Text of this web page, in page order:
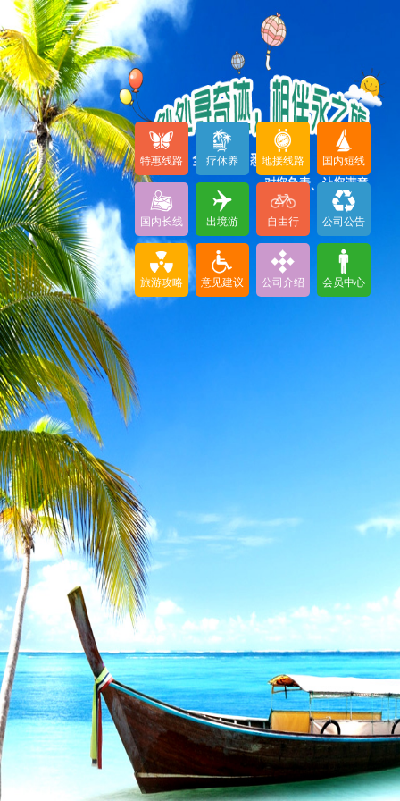
特惠线路 疗休养 地接线路 国内短线
国内长线 出境游 自由行 公司公告
旅游攻略 意见建议 公司介绍 会员中心